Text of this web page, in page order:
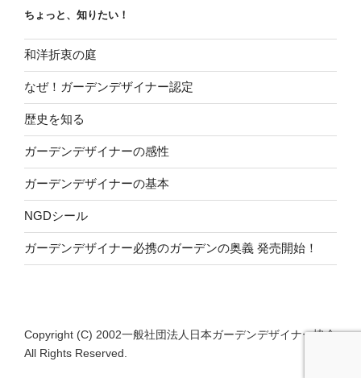
ちょっと、知りたい！
和洋折衷の庭
なぜ！ガーデンデザイナー認定
歴史を知る
ガーデンデザイナーの感性
ガーデンデザイナーの基本
NGDシール
ガーデンデザイナー必携のガーデンの奥義 発売開始！
Copyright (C) 2002一般社団法人日本ガーデンデザイナー協会
All Rights Reserved.